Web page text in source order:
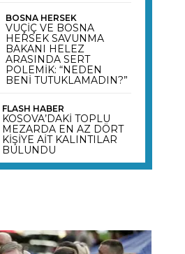
BOSNA HERSEK
VUÇİÇ VE BOSNA
HERSEK SAVUNMA
BAKANI HELEZ
ARASINDA SERT
POLEMİK: “NEDEN
BENİ TUTUKLAMADIN?”
FLASH HABER
KOSOVA’DAKİ TOPLU
MEZARDA EN AZ DÖRT
KİŞİYE AİT KALINTILAR
BULUNDU